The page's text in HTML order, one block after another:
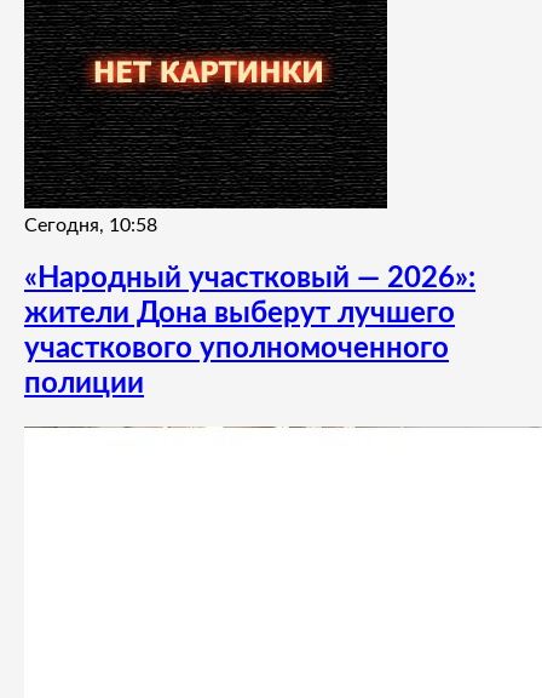
Сегодня, 10:58
«Народный участковый — 2026»:
жители Дона выберут лучшего
участкового уполномоченного
полиции